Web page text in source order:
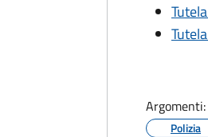
Argomenti:
Polizia